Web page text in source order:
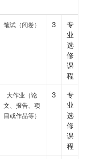
笔试（闭卷） 3
专
业
选
修
课
程
大作业（论
文、报告、项
目或作品等）
3
专
业
选
修
课
程